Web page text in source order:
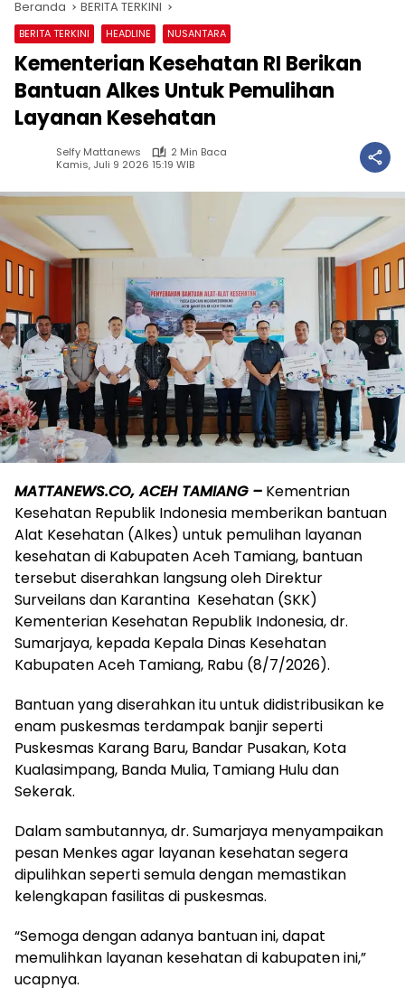
Beranda BERITA TERKINI
BERITA TERKINI HEADLINE NUSANTARA
Kementerian Kesehatan RI Berikan
Bantuan Alkes Untuk Pemulihan
Layanan Kesehatan
Selfy Mattanews
2 Min Baca
Kamis, Juli 9 2026 15:19 WIB
MATTANEWS.CO, ACEH TAMIANG – Kementrian
Kesehatan Republik Indonesia memberikan bantuan
Alat Kesehatan (Alkes) untuk pemulihan layanan
kesehatan di Kabupaten Aceh Tamiang, bantuan
tersebut diserahkan langsung oleh Direktur
Surveilans dan Karantina Kesehatan (SKK)
Kementerian Kesehatan Republik Indonesia, dr.
Sumarjaya, kepada Kepala Dinas Kesehatan
Kabupaten Aceh Tamiang, Rabu (8/7/2026).
Bantuan yang diserahkan itu untuk didistribusikan ke
enam puskesmas terdampak banjir seperti
Puskesmas Karang Baru, Bandar Pusakan, Kota
Kualasimpang, Banda Mulia, Tamiang Hulu dan
Sekerak.
Dalam sambutannya, dr. Sumarjaya menyampaikan
pesan Menkes agar layanan kesehatan segera
dipulihkan seperti semula dengan memastikan
kelengkapan fasilitas di puskesmas.
“Semoga dengan adanya bantuan ini, dapat
memulihkan layanan kesehatan di kabupaten ini,”
ucapnya.